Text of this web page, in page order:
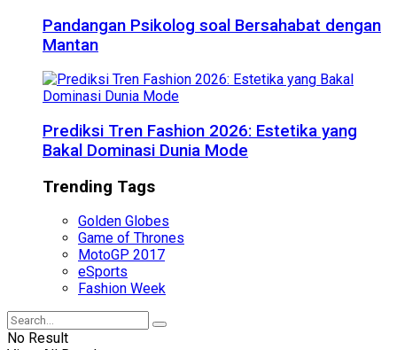
Pandangan Psikolog soal Bersahabat dengan
Mantan
Prediksi Tren Fashion 2026: Estetika yang
Bakal Dominasi Dunia Mode
Trending Tags
Golden Globes
Game of Thrones
MotoGP 2017
eSports
Fashion Week
No Result